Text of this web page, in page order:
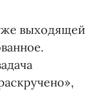
выходящей